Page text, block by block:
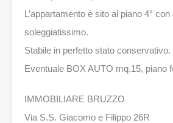
L’appartamento è sito al piano 4°
soleggiatissimo.
Stabile in perfetto stato conservativo.
Eventuale BOX AUTO mq.15, piano
IMMOBILIARE BRUZZO
Via S.S. Giacomo e Filippo 26R